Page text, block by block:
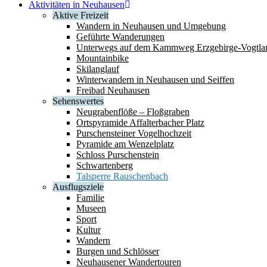
Aktivitäten in Neuhausen
Aktive Freizeit
Wandern in Neuhausen und Umgebung
Geführte Wanderungen
Unterwegs auf dem Kammweg Erzgebirge-
Mountainbike
Skilanglauf
Winterwandern in Neuhausen und Seiffen
Freibad Neuhausen
Sehenswertes
Neugrabenflöße – Floßgraben
Ortspyramide Affalterbacher Platz
Purschensteiner Vogelhochzeit
Pyramide am Wenzelplatz
Schloss Purschenstein
Schwartenberg
Talsperre Rauschenbach
Ausflugsziele
Familie
Museen
Sport
Kultur
Wandern
Burgen und Schlösser
Neuhausener Wandertouren